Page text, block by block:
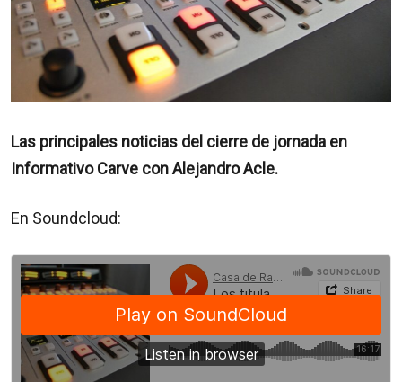
Las principales noticias del cierre de jornada en
Informativo Carve con Alejandro Acle.
En Soundcloud: